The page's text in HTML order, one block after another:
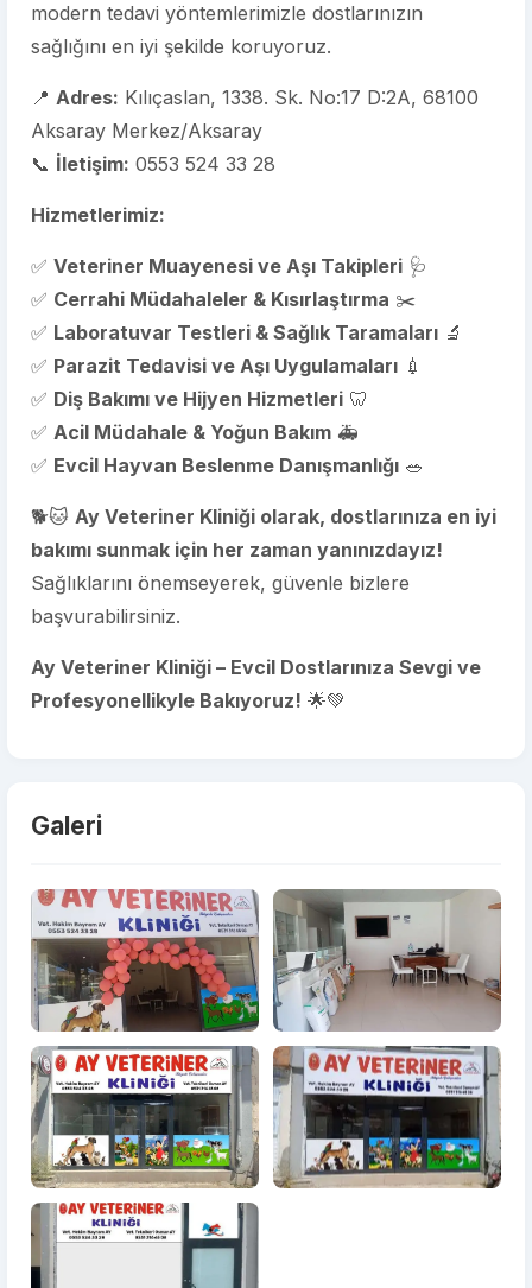
modern tedavi yöntemlerimizle dostlarınızın
sağlığını en iyi şekilde koruyoruz.
📍 Adres: Kılıçaslan, 1338. Sk. No:17 D:2A, 68100
Aksaray Merkez/Aksaray
📞 İletişim: 0553 524 33 28
Hizmetlerimiz:
✅ Veteriner Muayenesi ve Aşı Takipleri 🩺
✅ Cerrahi Müdahaleler & Kısırlaştırma ✂️
✅ Laboratuvar Testleri & Sağlık Taramaları 🔬
✅ Parazit Tedavisi ve Aşı Uygulamaları 💉
✅ Diş Bakımı ve Hijyen Hizmetleri 🦷
✅ Acil Müdahale & Yoğun Bakım 🚑
✅ Evcil Hayvan Beslenme Danışmanlığı 🥗
🐕🐱 Ay Veteriner Kliniği olarak, dostlarınıza en iyi
bakımı sunmak için her zaman yanınızdayız!
Sağlıklarını önemseyerek, güvenle bizlere
başvurabilirsiniz.
Ay Veteriner Kliniği – Evcil Dostlarınıza Sevgi ve
Profesyonellikyle Bakıyoruz! 🌟💚
Galeri